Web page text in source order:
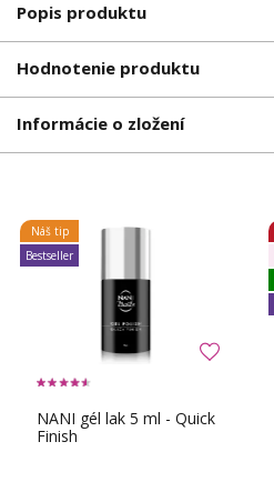
Popis produktu
Hodnotenie produktu
Informácie o zložení
NANI gél lak 5 ml - Quick
Finish
Náš tip
Bestseller